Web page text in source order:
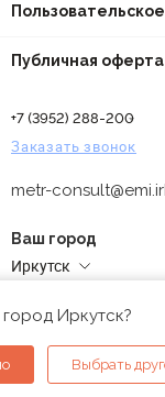
Публичная
+7 (3952) 288-200
Заказать звонок
metr-
Ваш город
Иркутск
Иркутск?
Выбрать